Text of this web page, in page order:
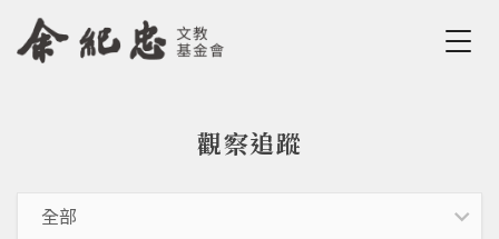
Jump to Navigation
Jump to Main content
觀察追蹤